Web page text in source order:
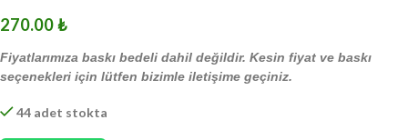
270.00₺
Fiyatlarımıza baskı bedeli dahil değildir. Kesin fiyat ve baskı
seçenekleri için lütfen bizimle iletişime geçiniz.
44 adet stokta